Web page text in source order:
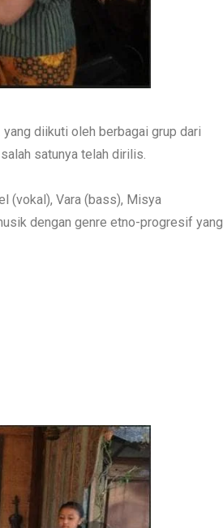
diikuti oleh berbagai grup dari
satunya telah dirilis.
(vokal), Vara (bass), Misya
dengan genre etno-progresif yang